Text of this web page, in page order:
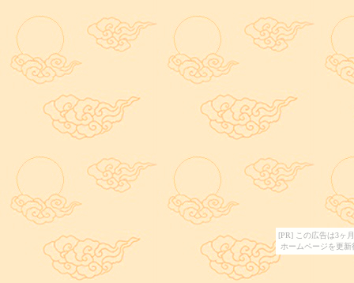
[PR] この広告は3ヶ
ホームページを更